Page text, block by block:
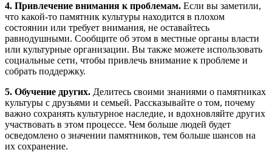
4. Привлечение внимания к проблемам. Если вы заметили,
что какой-то памятник культуры находится в плохом
состоянии или требует внимания, не оставайтесь
равнодушными. Сообщите об этом в местные органы власти
или культурные организации. Вы также можете использовать
социальные сети, чтобы привлечь внимание к проблеме и
собрать поддержку.
5. Обучение других. Делитесь своими знаниями о памятниках
культуры с друзьями и семьей. Рассказывайте о том, почему
важно сохранять культурное наследие, и вдохновляйте других
участвовать в этом процессе. Чем больше людей будет
осведомлено о значении памятников, тем больше шансов на
их сохранение.